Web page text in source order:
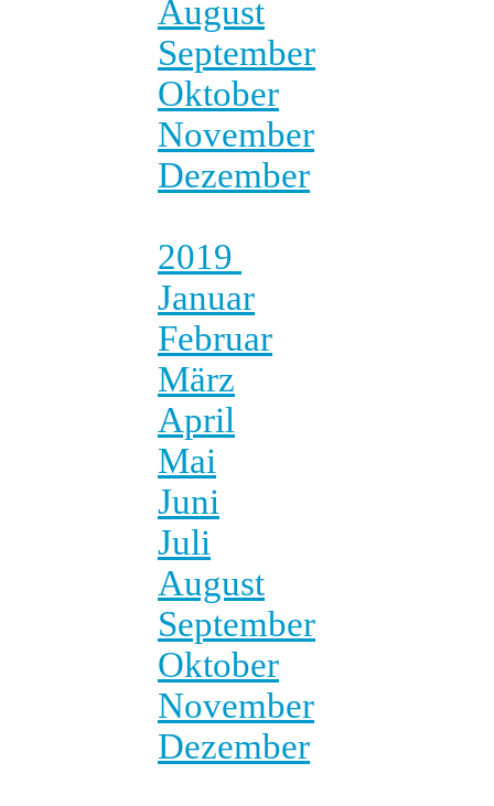
August
September
Oktober
November
Dezember
2019
Januar
Februar
März
April
Mai
Juni
Juli
August
September
Oktober
November
Dezember